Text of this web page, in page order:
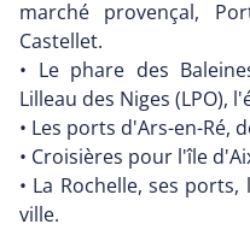
marché provençal,
Castellet.
• Le phare des
Lilleau des Niges (LPO),
• Les ports d'Ars-en-Ré,
• Croisières pour l'île
• La Rochelle, ses
ville.